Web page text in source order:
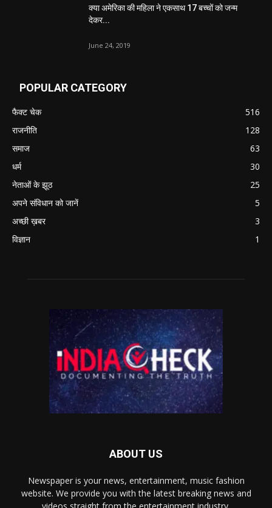
क्या अमेरिका की महिला ने एकसाथ 17 बच्चों को जन्म
देकर...
June 24, 2019
POPULAR CATEGORY
फैक्ट चेक
516
राजनीति
128
समाज
63
धर्म
30
नेताओं के झूठ
25
अपने संविधान को जानें
5
अच्छी ख़बर
3
विज्ञान
1
ABOUT US
Newspaper is your news, entertainment, music fashion
website. We provide you with the latest breaking news and